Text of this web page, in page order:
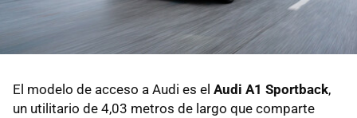
El modelo de acceso a Audi es el Audi A1 Sportback,
un utilitario de 4,03 metros de largo que comparte